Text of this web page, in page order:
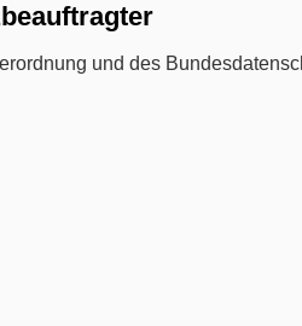
und des